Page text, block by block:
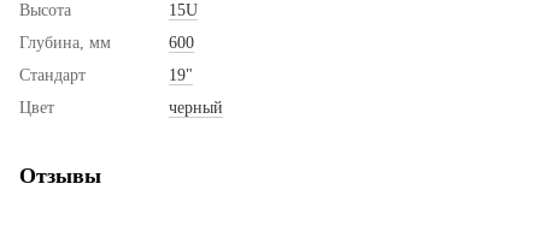
Высота
15U
Глубина, мм
600
Стандарт
19"
Цвет
черный
Отзывы